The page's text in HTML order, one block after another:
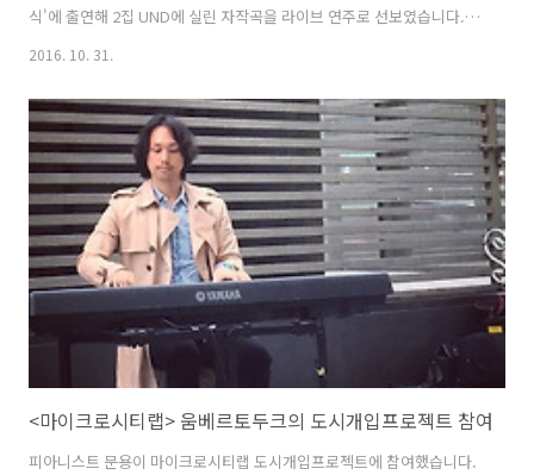
식'에 출연해 2집 UND에 실린 자작곡을 라이브 연주로 선보였습니다.
드 연주임에도 실시간 댓글로 좋은 반응을 보여주셨습니다 :) 10월 31일
방송 '구자민의 도시락 클래식' 코너는칼 오르프(Carl Orff)의 '카르미나
부라나(Carmina Burana)'로 힘차게 시작했습니다. 이후 제 소개가 이어
지고, 아래의 곡들을 차례대로 연주하였습니다. 1. 낭만2악장2. La fille
aux cheveux de lin [관련글]3. 착한 ..
2016. 10. 31.
<마이크로시티랩> 움베르토두크의 도시개입프로젝트 참여
피아니스트 문용이 마이크로시티랩 도시개입프로젝트에 참여했습니다.